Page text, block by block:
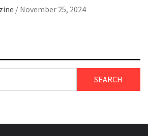
/ November 25, 2024
SEARCH